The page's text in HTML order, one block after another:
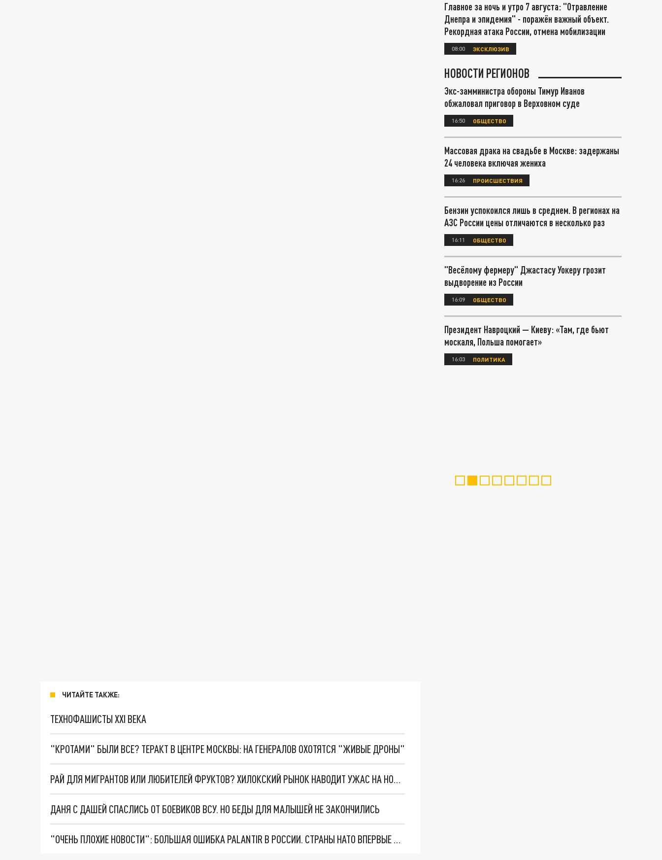
ЧИТАЙТЕ ТАКЖЕ:
ТЕХНОФАШИСТЫ XXI ВЕКА
"КРОТАМИ" БЫЛИ ВСЕ? ТЕРАКТ В ЦЕНТРЕ МОСКВЫ: НА ГЕНЕРАЛОВ ОХОТЯТСЯ "ЖИВЫЕ ДРОНЫ"
РАЙ ДЛЯ МИГРАНТОВ ИЛИ ЛЮБИТЕЛЕЙ ФРУКТОВ? ХИЛОКСКИЙ РЫНОК НАВОДИТ УЖАС НА НОВОСИБИРЦЕВ
ДАНЯ С ДАШЕЙ СПАСЛИСЬ ОТ БОЕВИКОВ ВСУ. НО БЕДЫ ДЛЯ МАЛЫШЕЙ НЕ ЗАКОНЧИЛИСЬ
"ОЧЕНЬ ПЛОХИЕ НОВОСТИ": БОЛЬШАЯ ОШИБКА PALANTIR В РОССИИ. СТРАНЫ НАТО ВПЕРВЫЕ ЗА СВО ОСТАНОВИЛИ ПОСТАВКИ ОРУЖИЯ. ВСУ ТЕРЯЮТ ПРИГРАНИЧЬЕ?
Главное за ночь и утро 7 августа: "Отравление
Днепра и эпидемия" - поражён важный объект.
Рекордная атака России, отмена мобилизации
08:00 ЭКСКЛЮЗИВ
НОВОСТИ РЕГИОНОВ
Экс-замминистра обороны Тимур Иванов
обжаловал приговор в Верховном суде
16:50 ОБЩЕСТВО
Массовая драка на свадьбе в Москве: задержаны
24 человека включая жениха
16:26 ПРОИСШЕСТВИЯ
Бензин успокоился лишь в среднем. В регионах на
АЗС России цены отличаются в несколько раз
16:11 ОБЩЕСТВО
"Весёлому фермеру" Джастасу Уокеру грозит
выдворение из России
16:09 ОБЩЕСТВО
Президент Навроцкий — Киеву: «Там, где бьют
москаля, Польша помогает»
16:03 ПОЛИТИКА